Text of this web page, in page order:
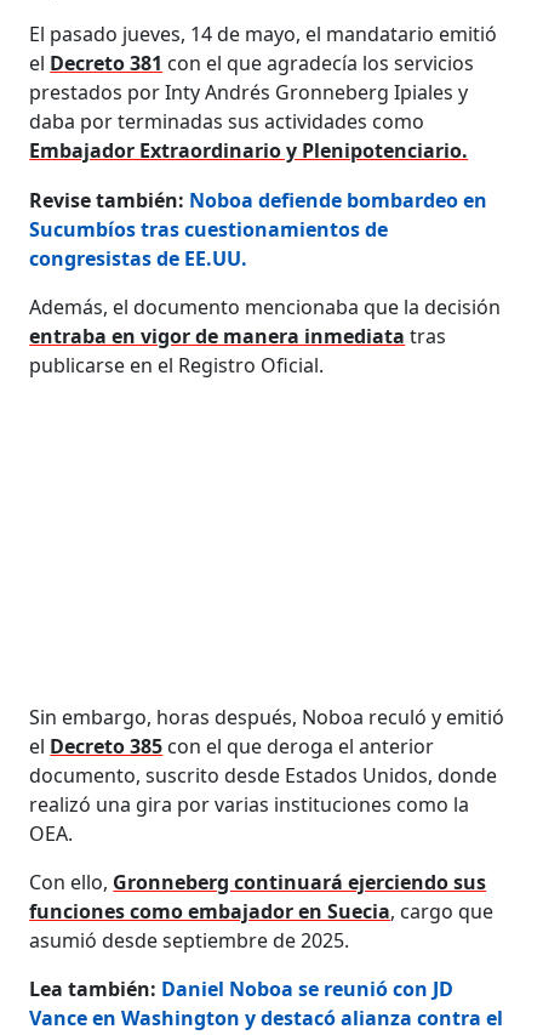
El pasado jueves, 14 de mayo, el mandatario emitió
el Decreto 381 con el que agradecía los servicios
prestados por Inty Andrés Gronneberg Ipiales y
daba por terminadas sus actividades como
Embajador Extraordinario y Plenipotenciario.
Revise también: Noboa defiende bombardeo en
Sucumbíos tras cuestionamientos de
congresistas de EE.UU.
Además, el documento mencionaba que la decisión
entraba en vigor de manera inmediata tras
publicarse en el Registro Oficial.
Sin embargo, horas después, Noboa reculó y emitió
el Decreto 385 con el que deroga el anterior
documento, suscrito desde Estados Unidos, donde
realizó una gira por varias instituciones como la
OEA.
Con ello, Gronneberg continuará ejerciendo sus
funciones como embajador en Suecia, cargo que
asumió desde septiembre de 2025.
Lea también: Daniel Noboa se reunió con JD
Vance en Washington y destacó alianza contra el